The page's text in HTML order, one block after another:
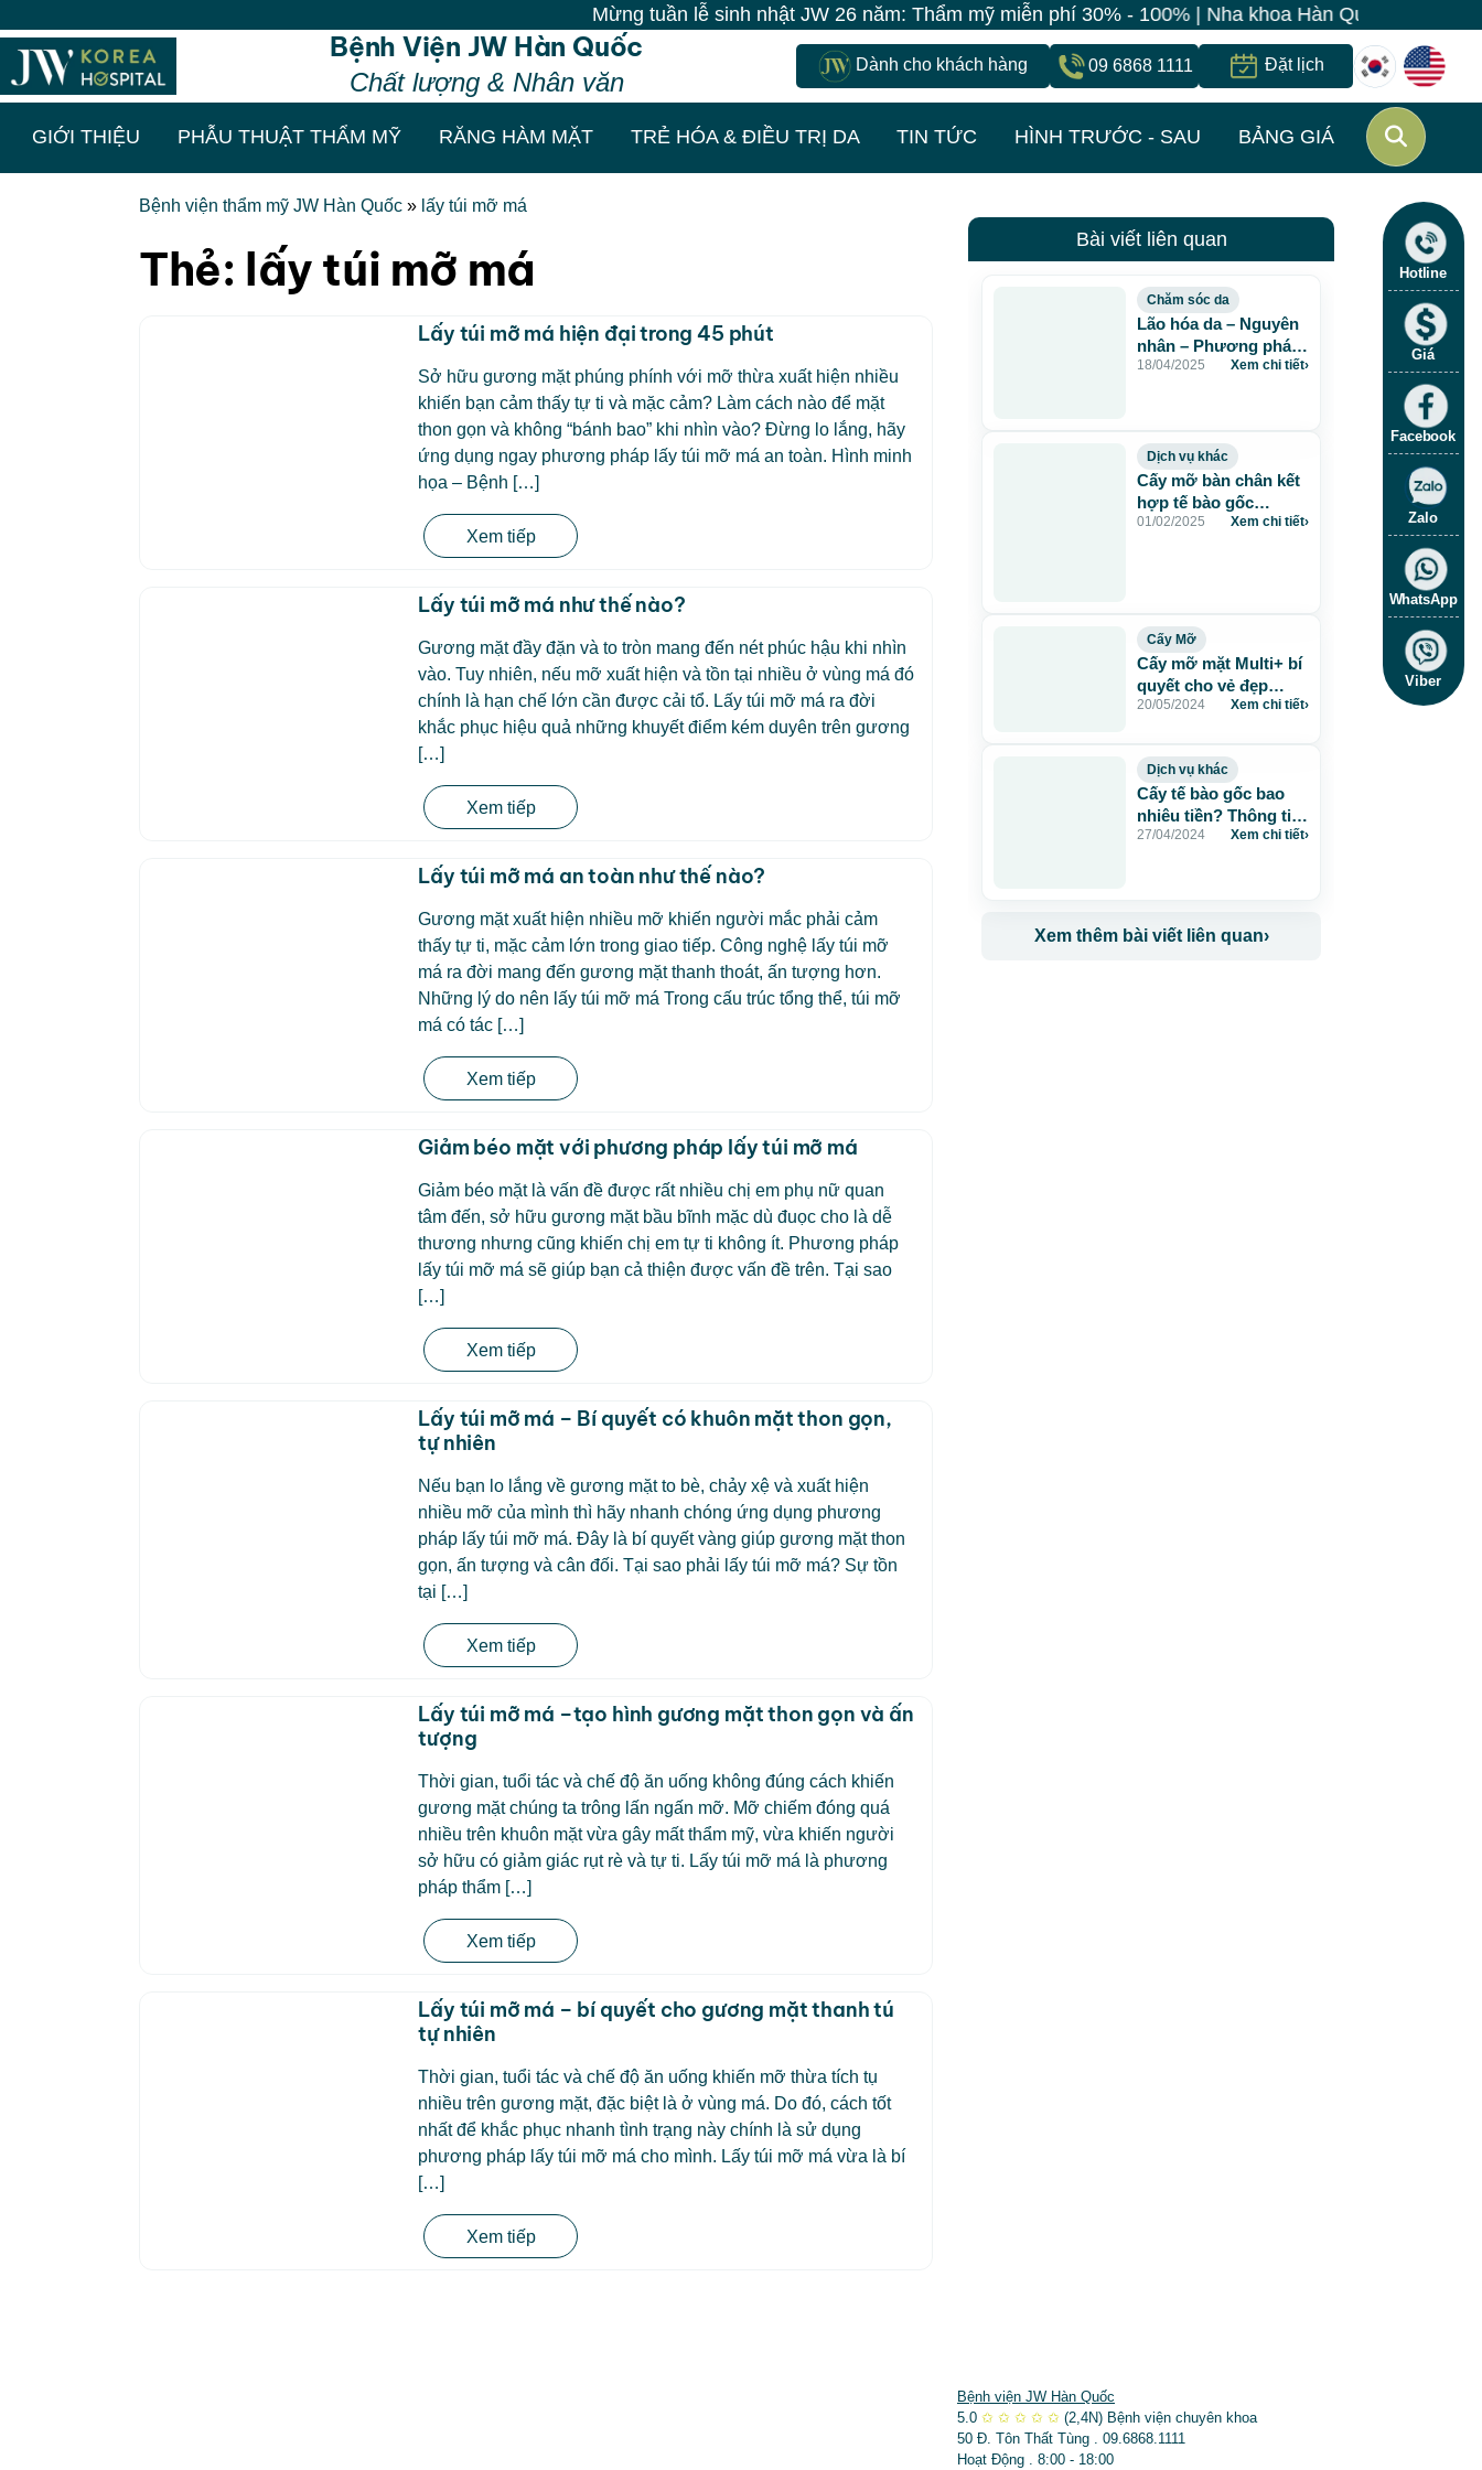
Mừng tuần lễ sinh nhật JW 26 năm: Thẩm mỹ miễn phí 30% - 100% | Nha khoa Hàn Quốc 0 Đồng | Trẻ
Bệnh Viện JW Hàn Quốc
Chất lượng & Nhân văn
Dành cho khách hàng 09 6868 1111 Đặt lịch
GIỚI THIỆU PHẪU THUẬT THẨM MỸ RĂNG HÀM MẶT TRẺ HÓA & ĐIỀU TRỊ DA TIN TỨC HÌNH TRƯỚC - SAU BẢNG GIÁ
Bệnh viện thẩm mỹ JW Hàn Quốc » lấy túi mỡ má
Thẻ: lấy túi mỡ má
Lấy túi mỡ má hiện đại trong 45 phút
Sở hữu gương mặt phúng phính với mỡ thừa xuất hiện nhiều
khiến bạn cảm thấy tự ti và mặc cảm? Làm cách nào để mặt
thon gọn và không “bánh bao” khi nhìn vào? Đừng lo lắng, hãy
ứng dụng ngay phương pháp lấy túi mỡ má an toàn. Hình minh
họa – Bệnh […]
Xem tiếp
Lấy túi mỡ má như thế nào?
Gương mặt đầy đặn và to tròn mang đến nét phúc hậu khi nhìn
vào. Tuy nhiên, nếu mỡ xuất hiện và tồn tại nhiều ở vùng má đó
chính là hạn chế lớn cần được cải tổ. Lấy túi mỡ má ra đời
khắc phục hiệu quả những khuyết điểm kém duyên trên gương
[…]
Xem tiếp
Lấy túi mỡ má an toàn như thế nào?
Gương mặt xuất hiện nhiều mỡ khiến người mắc phải cảm
thấy tự ti, mặc cảm lớn trong giao tiếp. Công nghệ lấy túi mỡ
má ra đời mang đến gương mặt thanh thoát, ấn tượng hơn.
Những lý do nên lấy túi mỡ má Trong cấu trúc tổng thể, túi mỡ
má có tác […]
Xem tiếp
Giảm béo mặt với phương pháp lấy túi mỡ má
Giảm béo mặt là vấn đề được rất nhiều chị em phụ nữ quan
tâm đến, sở hữu gương mặt bầu bĩnh mặc dù đuọc cho là dễ
thương nhưng cũng khiến chị em tự ti không ít. Phương pháp
lấy túi mỡ má sẽ giúp bạn cả thiện được vấn đề trên. Tại sao
[…]
Xem tiếp
Lấy túi mỡ má – Bí quyết có khuôn mặt thon gọn,
tự nhiên
Nếu bạn lo lắng về gương mặt to bè, chảy xệ và xuất hiện
nhiều mỡ của mình thì hãy nhanh chóng ứng dụng phương
pháp lấy túi mỡ má. Đây là bí quyết vàng giúp gương mặt thon
gọn, ấn tượng và cân đối. Tại sao phải lấy túi mỡ má? Sự tồn
tại […]
Xem tiếp
Lấy túi mỡ má –tạo hình gương mặt thon gọn và ấn
tượng
Thời gian, tuổi tác và chế độ ăn uống không đúng cách khiến
gương mặt chúng ta trông lấn ngấn mỡ. Mỡ chiếm đóng quá
nhiều trên khuôn mặt vừa gây mất thẩm mỹ, vừa khiến người
sở hữu có giảm giác rụt rè và tự ti. Lấy túi mỡ má là phương
pháp thẩm […]
Xem tiếp
Lấy túi mỡ má – bí quyết cho gương mặt thanh tú
tự nhiên
Thời gian, tuổi tác và chế độ ăn uống khiến mỡ thừa tích tụ
nhiều trên gương mặt, đặc biệt là ở vùng má. Do đó, cách tốt
nhất để khắc phục nhanh tình trạng này chính là sử dụng
phương pháp lấy túi mỡ má cho mình. Lấy túi mỡ má vừa là bí
[…]
Xem tiếp
Bài viết liên quan
Chăm sóc da
Lão hóa da – Nguyên
nhân – Phương pháp
cải thiện hiệu quả –
18/04/2025 Xem chi tiết›
Dịch vụ khác
Cấy mỡ bàn chân kết
hợp tế bào gốc
MULTI+ – Bí quyết trẻ
01/02/2025 Xem chi tiết›
Cấy Mỡ
Cấy mỡ mặt Multi+ bí
quyết cho vẻ đẹp
không tuổi
20/05/2024 Xem chi tiết›
Dịch vụ khác
Cấy tế bào gốc bao
nhiêu tiền? Thông tin
không nên bỏ qua
27/04/2024 Xem chi tiết›
Xem thêm bài viết liên quan›
Hotline
Giá
Facebook
Zalo
WhatsApp
Viber
Bệnh viện JW Hàn Quốc
5.0 ✩ ✩ ✩ ✩ ✩ (2,4N) Bệnh viện chuyên khoa
50 Đ. Tôn Thất Tùng . 09.6868.1111
Hoạt Động . 8:00 - 18:00